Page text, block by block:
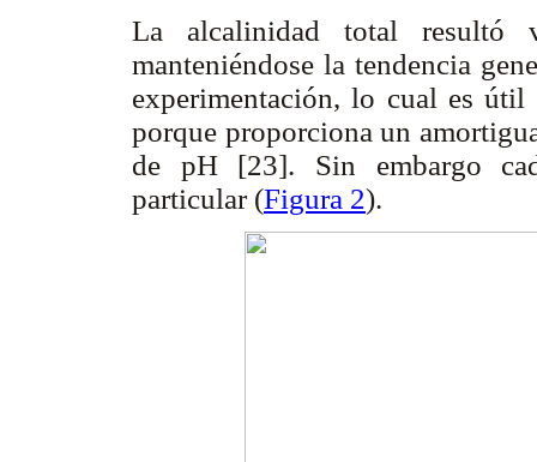
La alcalinidad total resultó
manteniéndose la tendencia
experimentación, lo cual es útil
porque proporciona un
de pH [23]. Sin embargo
particular (Figura 2).